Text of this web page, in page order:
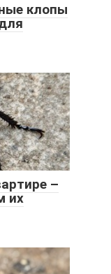
клопы
–
их